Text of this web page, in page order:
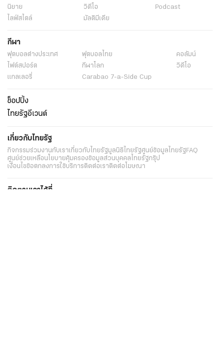
นิยาย
วิดีโอ
Podcast
ไลฟ์สไตล์
มัลติมีเดีย
กีฬา
ฟุตบอลต่่างประเทศ ฟุตบอลไทย
คอลัมน์
ไฟต์สปอร์ต
กีฬาโลก
วิดีโอ
แกลเลอรี่
Carabao 7-a-Side Cup
ช็อปปิ้ง
ไทยรัฐอีเวนต์
เกี่ยวกับไทยรัฐ
กิจกรรมร่วมงานกับเราเกี่ยวกับไทยรัฐมูลนิธิไทยรัฐศูนย์ข้อมูลไทยรัฐFAQ
ศูนย์ช่วยเหลือนโยบายคุ้มครองข้อมูลส่วนบุคคลไทยรัฐกรุ๊ป
เงื่อนไขข้อตกลงการใช้บริการติดต่อเราติดต่อโฆษณา
ติดตามเราได้ที่